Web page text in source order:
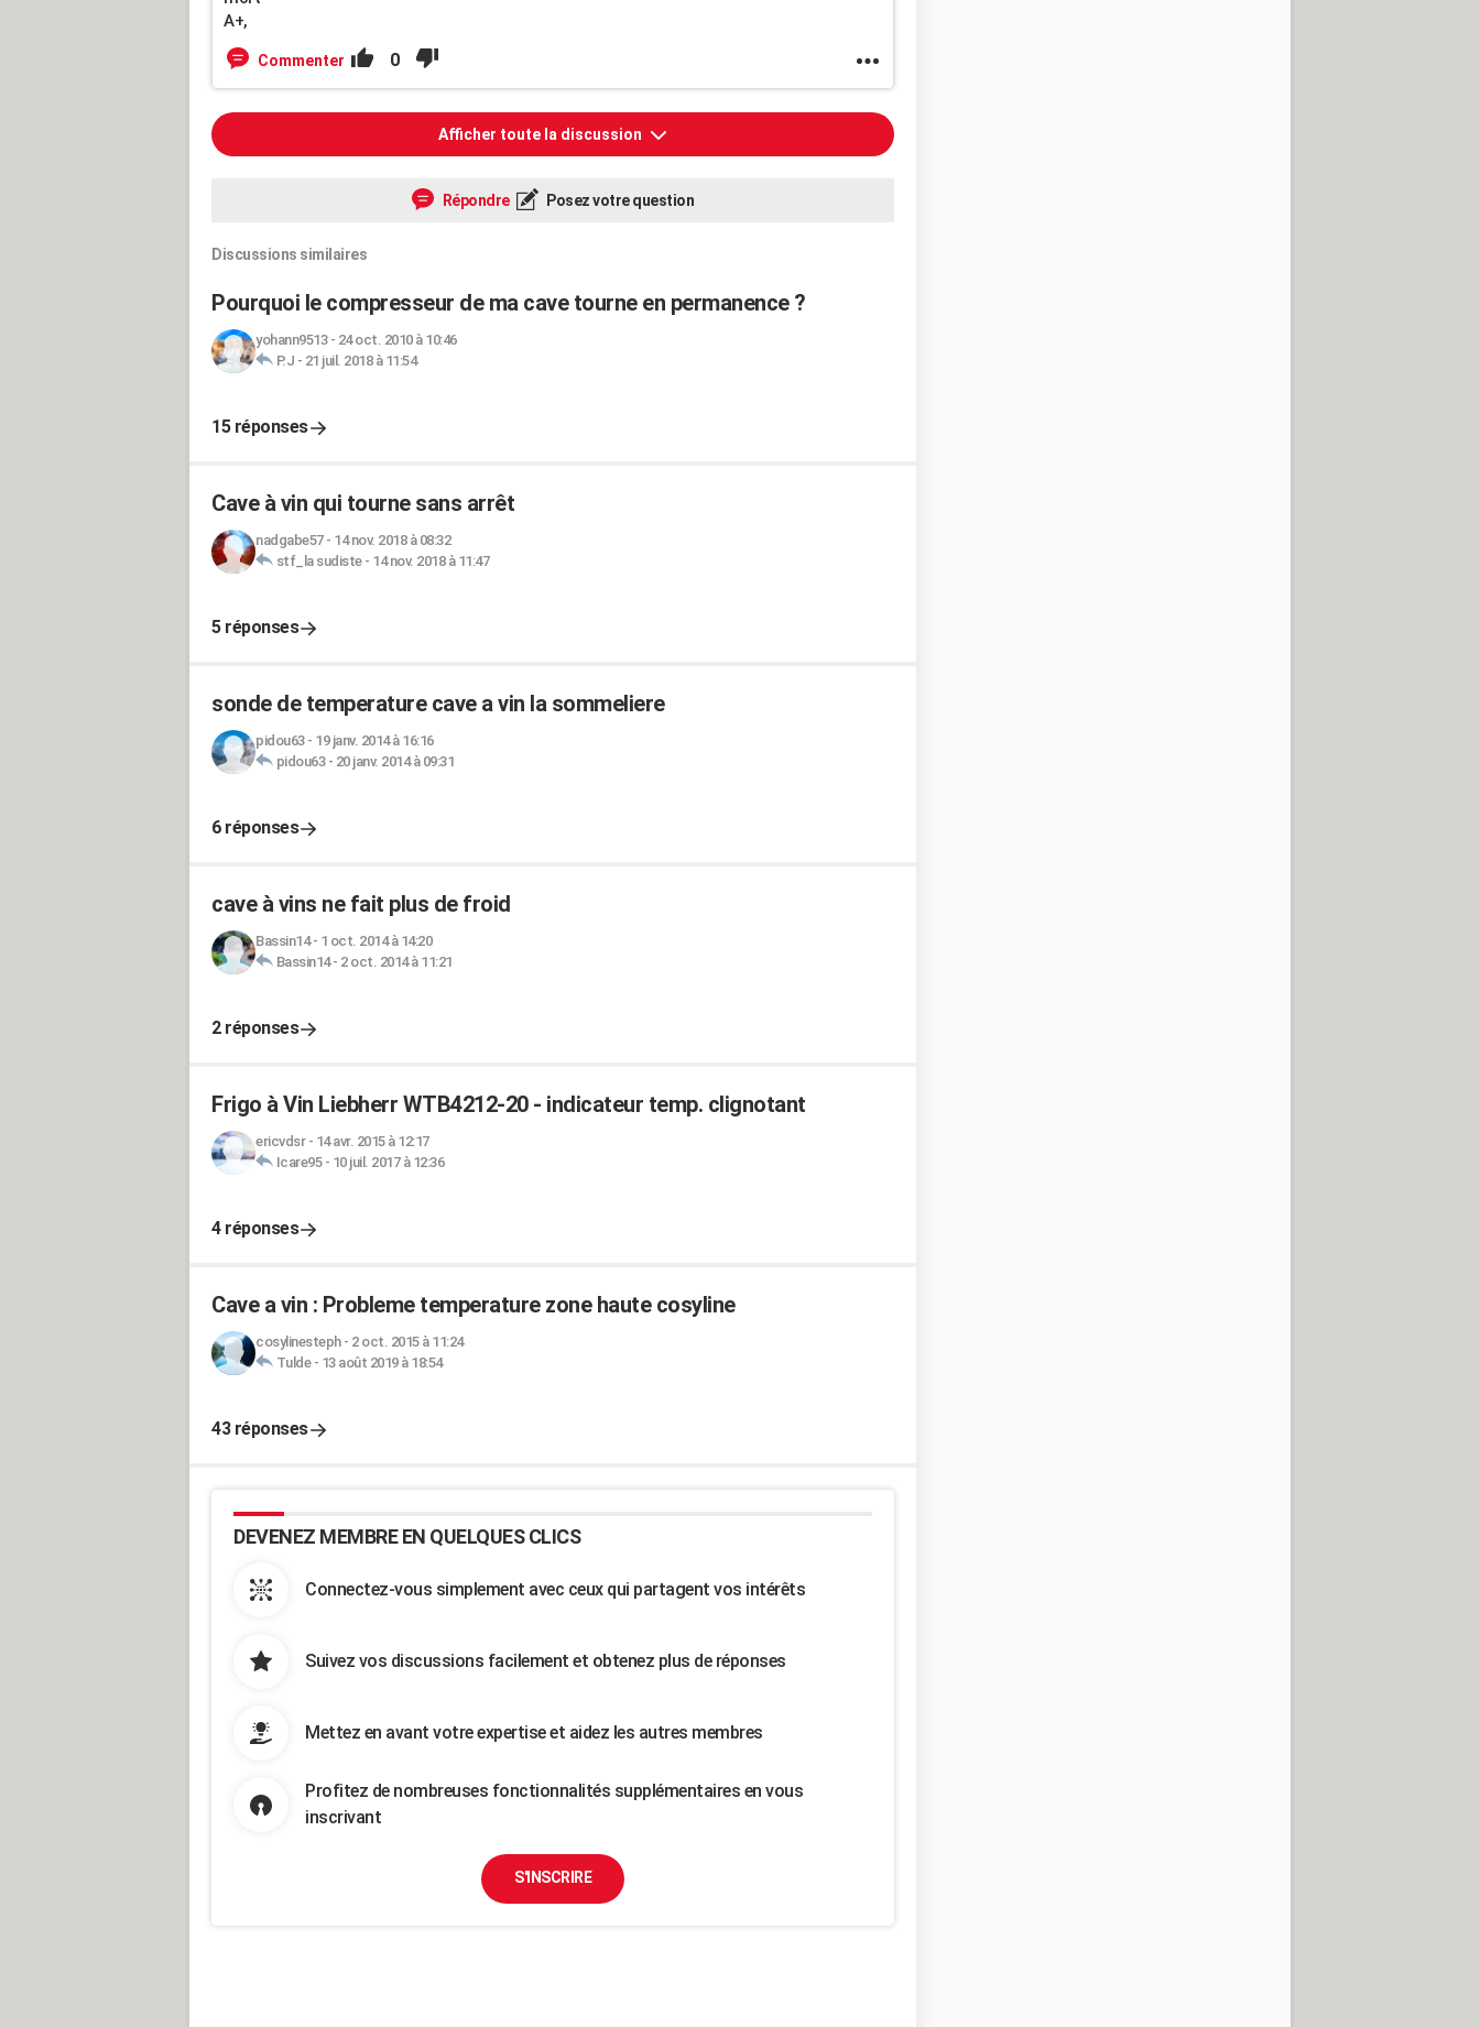
A+,
Commenter 0
Afficher toute la discussion
Répondre Posez votre question
Discussions similaires
Pourquoi le compresseur de ma cave tourne en permanence ?
yohann9513- 24 oct. 2010 à 10:46
P.J - 21 juil. 2018 à 11:54
15 réponses
Cave à vin qui tourne sans arrêt
nadgabe57- 14 nov. 2018 à 08:32
stf_la sudiste- 14 nov. 2018 à 11:47
5 réponses
sonde de temperature cave a vin la sommeliere
pidou63- 19 janv. 2014 à 16:16
pidou63- 20 janv. 2014 à 09:31
6 réponses
cave à vins ne fait plus de froid
Bassin14- 1 oct. 2014 à 14:20
Bassin14- 2 oct. 2014 à 11:21
2 réponses
Frigo à Vin Liebherr WTB4212-20 - indicateur temp. clignotant
ericvdsr- 14 avr. 2015 à 12:17
Icare95- 10 juil. 2017 à 12:36
4 réponses
Cave a vin : Probleme temperature zone haute cosyline
cosylinesteph- 2 oct. 2015 à 11:24
Tulde- 13 août 2019 à 18:54
43 réponses
DEVENEZ MEMBRE EN QUELQUES CLICS
Connectez-vous simplement avec ceux qui partagent vos intérêts
Suivez vos discussions facilement et obtenez plus de réponses
Mettez en avant votre expertise et aidez les autres membres
Profitez de nombreuses fonctionnalités supplémentaires en vous
inscrivant
S'INSCRIRE